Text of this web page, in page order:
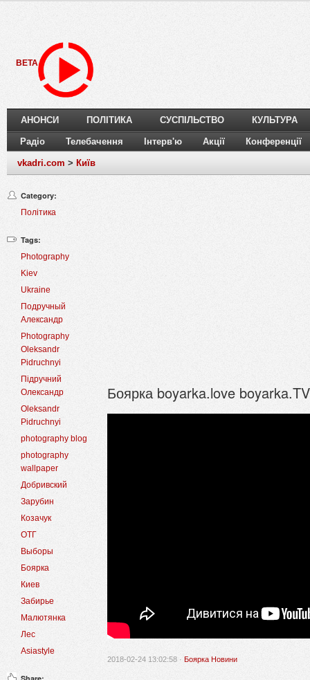
BETA
АНОНСИ ПОЛІТИКА СУСПІЛЬСТВО КУЛЬТУРА
Радіо Телебачення Інтерв'ю Акції Конференції
vkadri.com > Київ
Category:
Політика
Tags:
Photography
Kiev
Ukraine
Подручный
Александр
Photography
Oleksandr
Pidruchnyi
Підручний
Олександр
Oleksandr
Pidruchnyi
photography blog
photography
wallpaper
Добривский
Зарубин
Козачук
ОТГ
Выборы
Боярка
Киев
Забирье
Малютянка
Лес
Asiastyle
Боярка boyarka.love
2018-02-24 13:02:58 · Боярка Новини